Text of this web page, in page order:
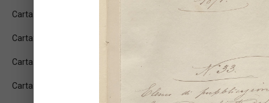
Carta: 2r
Carta: 2v
Carta: 3r
Carta: 3v